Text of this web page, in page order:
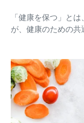
「健康を保つ」と
が、健康のための共